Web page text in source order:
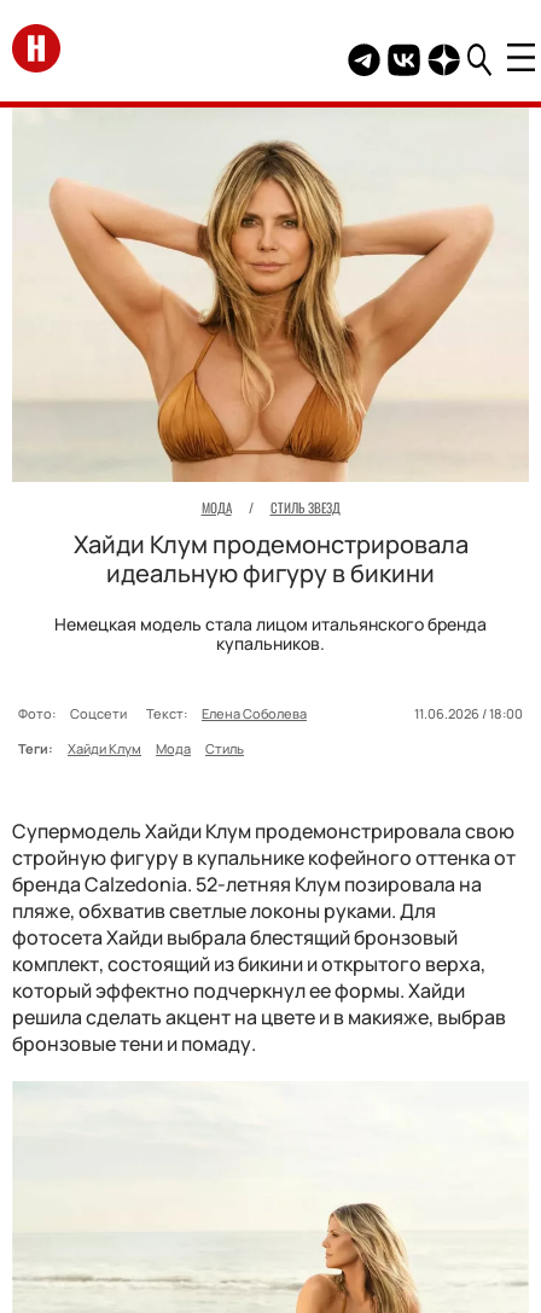
Перейти на главную
Telegram канал
Группа HELLO
Канал
МОДА / СТИЛЬ ЗВЕЗД
Хайди Клум продемонстрировала
идеальную фигуру в бикини
Немецкая модель стала лицом итальянского бренда
купальников.
Фото: Соцсети Текст: Елена Соболева
11.06.2026 / 18:00
Теги:
Хайди Клум Мода Стиль
Супермодель Хайди Клум продемонстрировала свою
стройную фигуру в купальнике кофейного оттенка от
бренда Calzedonia. 52-летняя Клум позировала на
пляже, обхватив светлые локоны руками. Для
фотосета Хайди выбрала блестящий бронзовый
комплект, состоящий из бикини и открытого верха,
который эффектно подчеркнул ее формы. Хайди
решила сделать акцент на цвете и в макияже, выбрав
бронзовые тени и помаду.